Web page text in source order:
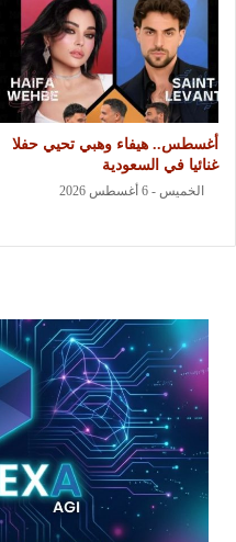
أغسطس.. هيفاء وهبي تحيي حفلا
غنائيا في السعودية
الخميس - 6 أغسطس 2026